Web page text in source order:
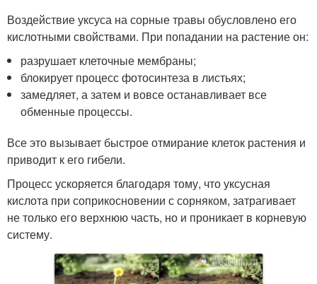
Воздействие уксуса на сорные травы обусловлено его
кислотными свойствами. При попадании на растение он:
разрушает клеточные мембраны;
блокирует процесс фотосинтеза в листьях;
замедляет, а затем и вовсе останавливает все
обменные процессы.
Все это вызывает быстрое отмирание клеток растения и
приводит к его гибели.
Процесс ускоряется благодаря тому, что уксусная
кислота при соприкосновении с сорняком, затрагивает
не только его верхнюю часть, но и проникает в корневую
систему.